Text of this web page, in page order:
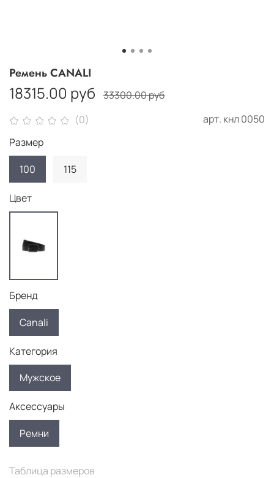
(0) арт. кнл 0050
Ремень CANALI
18315.00 руб 33300.00 руб
Таблица размеров
Размер
100
115
Цвет
Бренд
Canali
Категория
Мужское
Аксессуары
Ремни